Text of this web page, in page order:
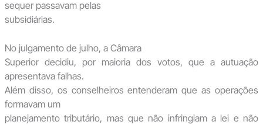
sequer passavam pelas
subsidiárias.
No julgamento de julho, a Câmara
Superior decidiu, por maioria dos votos, que a autuação
apresentava falhas.
Além disso, os conselheiros entenderam que as operações
formavam um
planejamento tributário, mas que não infringiam a lei e não